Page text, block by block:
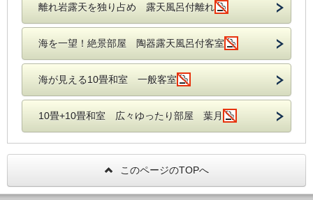
離れ岩露天を独り占め 露天風呂付離れ
海を一望！絶景部屋 陶器露天風呂付客室
海が見える10畳和室 一般客室
10畳+10畳和室 広々ゆったり部屋 葉月
このページのTOPへ